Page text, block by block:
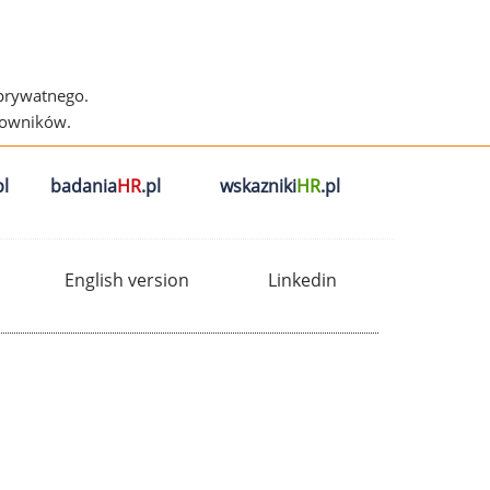
badaniaHR.pl wskaznikiHR.pl
English version Linkedin